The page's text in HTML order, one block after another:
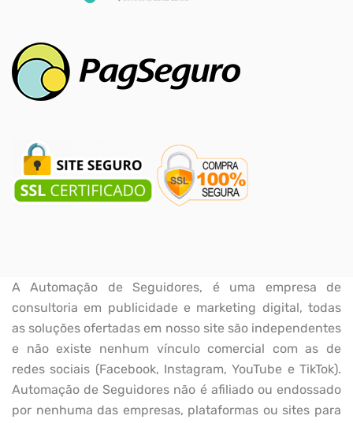
A Automação de Seguidores, é uma empresa de
consultoria em publicidade e marketing digital, todas
as soluções ofertadas em nosso site são independentes
e não existe nenhum vínculo comercial com as de
redes sociais (Facebook, Instagram, YouTube e TikTok).
Automação de Seguidores não é afiliado ou endossado
por nenhuma das empresas, plataformas ou sites para